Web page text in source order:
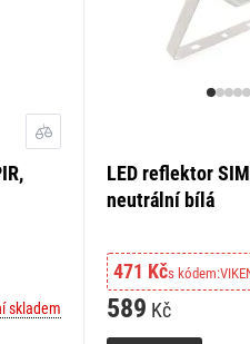
skladem
LED reflektor
neutrální bílá
471 Kčs kódem:
589 Kč